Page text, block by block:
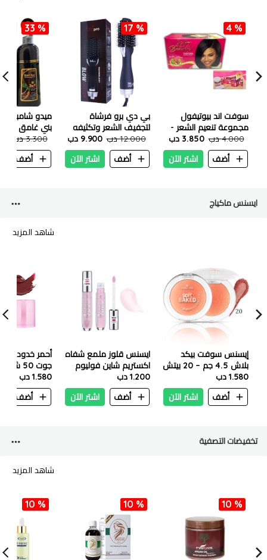
4 %
سوفت اند بيوتيفول
مجموعة تنعيم الشعر -
عادية - 1 عبوة
4.000 دب
3.850 دب
أضف
اشتر الآن
17 %
بي دي برو فرشاة
لتجفيف الشعر وتكثيفه
1200 واط
12.000 دب
9.900 دب
أضف
اشتر الآن
33 %
ميدو شامبو
بني غامق (3.0) 500 مل
3.300 دب
أضف
ايسنس ماكياج
شاهد المزيد
إيسنس سوفت بيكد
بلاش 4.5 جم – 20 بيتش
بليز
1.580 دب
أضف
اشتر الآن
ايسنس قلوز ملمع شفاه
اكستريم شاين فوليوم
102 سويت دريمز
1.200 دب
أضف
اشتر الآن
أحمر خدود
جوت 50
بيبي
1.580 دب
أضف
تخفيضات التصفية
شاهد المزيد
10 %
10 %
10 %